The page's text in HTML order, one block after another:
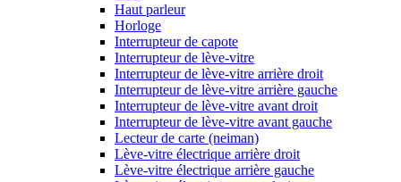
Haut parleur
Horloge
Interrupteur de capote
Interrupteur de lève-vitre
Interrupteur de lève-vitre arrière droit
Interrupteur de lève-vitre arrière gauche
Interrupteur de lève-vitre avant droit
Interrupteur de lève-vitre avant gauche
Lecteur de carte (neiman)
Lève-vitre électrique arrière droit
Lève-vitre électrique arrière gauche